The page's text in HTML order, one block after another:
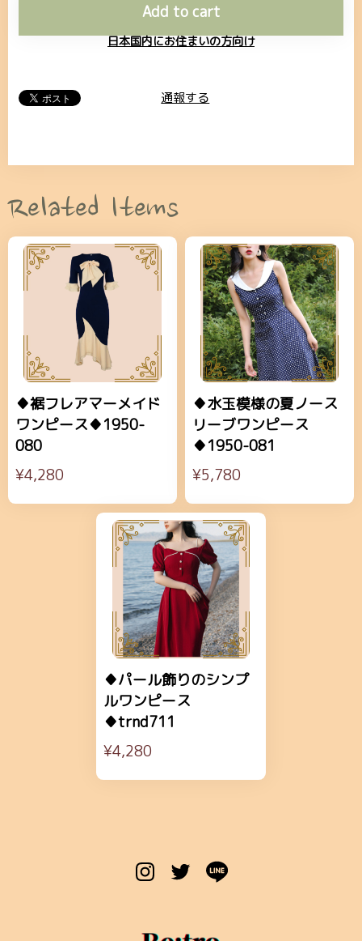
Add to cart
日本国内にお住まいの方向け
通報する
Related Items
♦裾フレアマーメイド
ワンピース♦1950-
080
¥4,280
♦水玉模様の夏ノース
リーブワンピース
♦1950-081
¥5,780
♦パール飾りのシンプ
ルワンピース
♦trnd711
¥4,280